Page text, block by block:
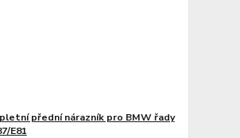
přední nárazník pro BMW řady
E81